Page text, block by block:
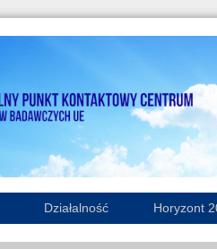
Działalność Horyzont